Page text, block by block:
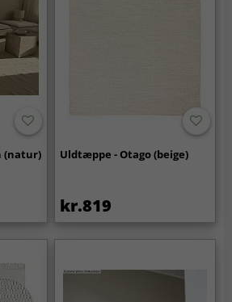
(natur) Uldtæppe - Otago (beige)
kr.819